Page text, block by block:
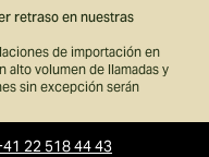
retraso en nuestras
de importación en
alto volumen de llamadas y
sin excepción serán
22 518 44 43